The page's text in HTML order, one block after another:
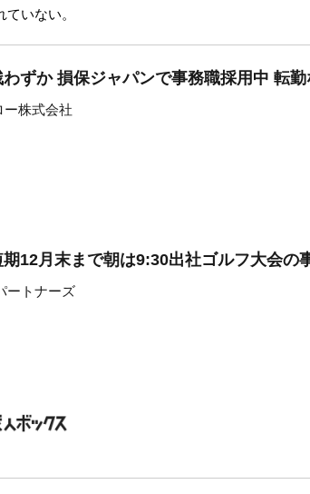
いない。
ずか 損保ジャパンで事務職採用中 転
株式会社
12月末まで朝は9:30出社ゴルフ大会の
ートナーズ